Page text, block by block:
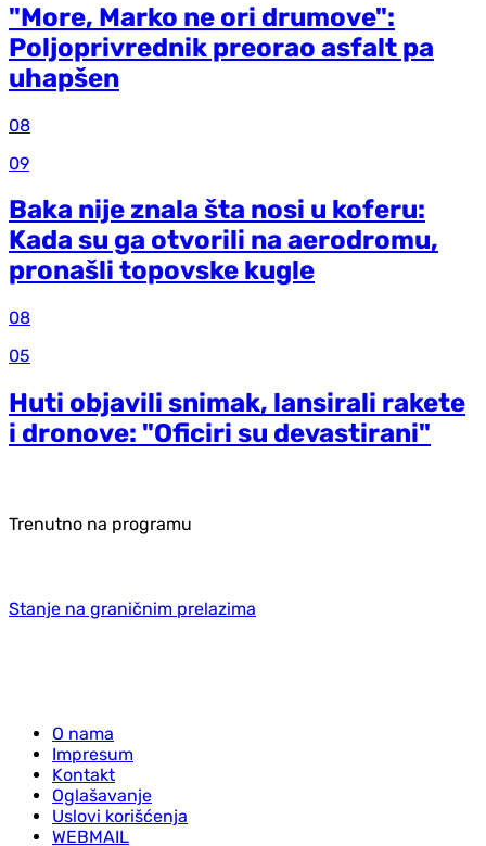
"More, Marko ne ori drumove":
Poljoprivrednik preorao asfalt pa
uhapšen
08
09
Baka nije znala šta nosi u koferu:
Kada su ga otvorili na aerodromu,
pronašli topovske kugle
08
05
Huti objavili snimak, lansirali rakete
i dronove: "Oficiri su devastirani"
Trenutno na programu
Stanje na graničnim prelazima
O nama
Impresum
Kontakt
Oglašavanje
Uslovi korišćenja
WEBMAIL